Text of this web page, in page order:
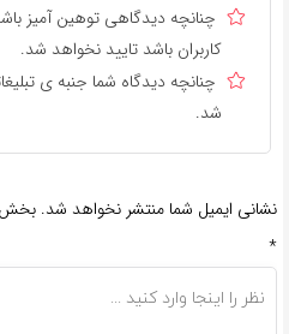
چنانچه دیدگاهی توهین آمیز
کاربران باشد تایید نخواهد شد.
چنانچه دیدگاه شما جنبه ی
شد.
نشانی ایمیل شما منتشر نخواهد شد.
*